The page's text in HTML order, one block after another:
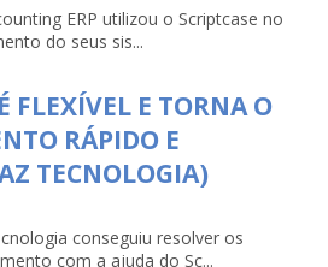
ERP utilizou o Scriptcase no
do seus sis...
FLEXÍVEL E TORNA O
RÁPIDO E
TECNOLOGIA)
conseguiu resolver os
com a ajuda do Sc...